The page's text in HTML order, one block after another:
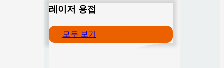
레이저 용접
모두 보기